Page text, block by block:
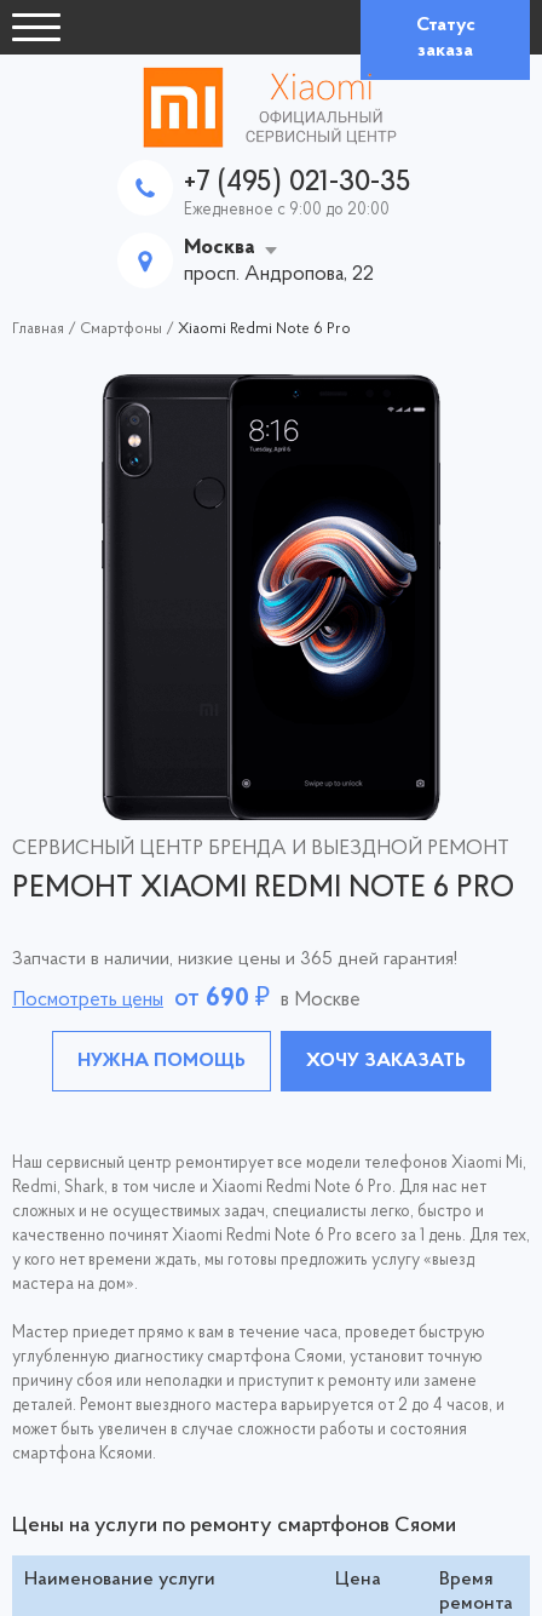
Статус
заказа
+7 (495) 021-30-35
Ежедневное с 9:00 до 20:00
Москва
просп. Андропова, 22
Главная / Смартфоны / Xiaomi Redmi Note 6 Pro
СЕРВИСНЫЙ ЦЕНТР БРЕНДА И ВЫЕЗДНОЙ РЕМОНТ
РЕМОНТ XIAOMI REDMI NOTE 6 PRO
Запчасти в наличии, низкие цены и 365 дней гарантия!
Посмотреть цены от 690 ₽ в Москве
НУЖНА ПОМОЩЬ ХОЧУ ЗАКАЗАТЬ
Наш сервисный центр ремонтирует все модели телефонов Xiaomi Mi,
Redmi, Shark, в том числе и Xiaomi Redmi Note 6 Pro. Для нас нет
сложных и не осуществимых задач, специалисты легко, быстро и
качественно починят Xiaomi Redmi Note 6 Pro всего за 1 день. Для тех,
у кого нет времени ждать, мы готовы предложить услугу «выезд
мастера на дом».
Мастер приедет прямо к вам в течение часа, проведет быструю
углубленную диагностику смартфона Сяоми, установит точную
причину сбоя или неполадки и приступит к ремонту или замене
деталей. Ремонт выездного мастера варьируется от 2 до 4 часов, и
может быть увеличен в случае сложности работы и состояния
смартфона Ксяоми.
Цены на услуги по ремонту смартфонов Сяоми
Наименование услуги Цена
Время
ремонта